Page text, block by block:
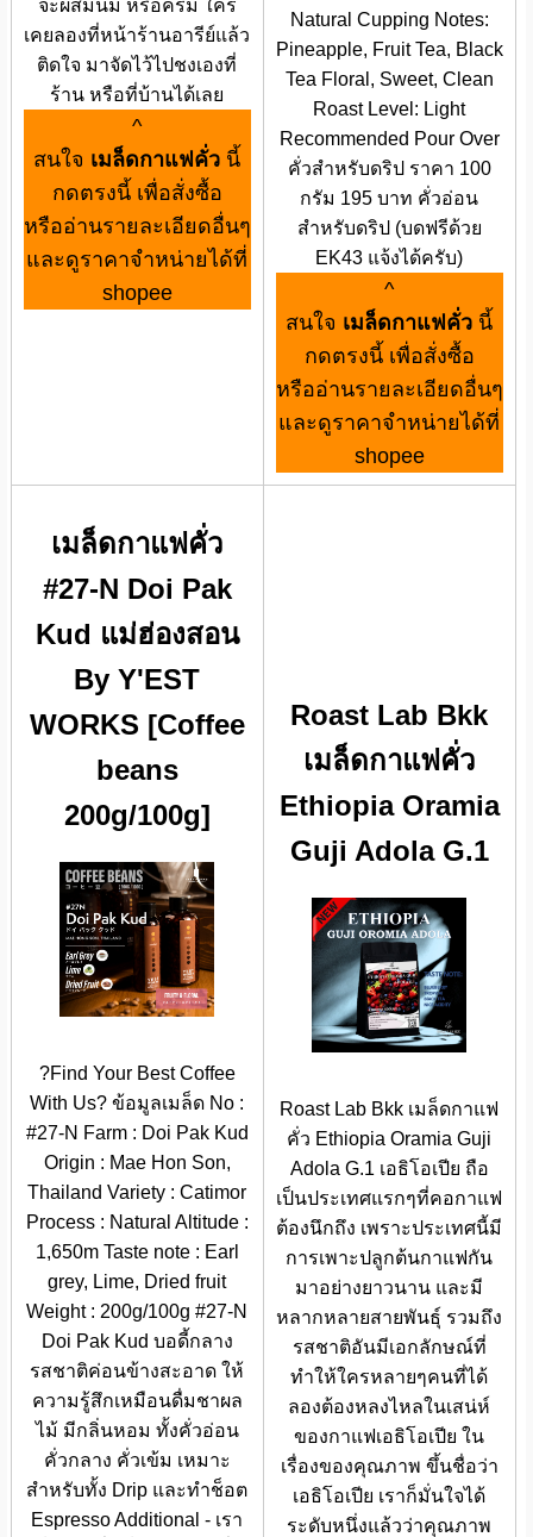
จะผสมนม หรือครีม ใคร
เคยลองที่หน้าร้านอารีย์แล้ว
ติดใจ มาจัดไว้ไปชงเองที่
ร้าน หรือที่บ้านได้เลย
^
สนใจ เมล็ดกาแฟคั่ว นี้
กดตรงนี้ เพื่อสั่งซื้อ
หรืออ่านรายละเอียดอื่นๆ
และดูราคาจำหน่ายได้ที่
shopee
Natural Cupping Notes:
Pineapple, Fruit Tea, Black
Tea Floral, Sweet, Clean
Roast Level: Light
Recommended Pour Over
คั่วสำหรับดริป ราคา 100
กรัม 195 บาท คั่วอ่อน
สำหรับดริป (บดฟรีด้วย
EK43 แจ้งได้ครับ)
^
สนใจ เมล็ดกาแฟคั่ว นี้
กดตรงนี้ เพื่อสั่งซื้อ
หรืออ่านรายละเอียดอื่นๆ
และดูราคาจำหน่ายได้ที่
shopee
เมล็ดกาแฟคั่ว
#27-N Doi Pak
Kud แม่ฮ่องสอน
By Y'EST
WORKS [Coffee
beans
200g/100g]
?Find Your Best Coffee
With Us? ข้อมูลเมล็ด No :
#27-N Farm : Doi Pak Kud
Origin : Mae Hon Son,
Thailand Variety : Catimor
Process : Natural Altitude :
1,650m Taste note : Earl
grey, Lime, Dried fruit
Weight : 200g/100g #27-N
Doi Pak Kud บอดี้กลาง
รสชาติค่อนข้างสะอาด ให้
ความรู้สึกเหมือนดื่มชาผล
ไม้ มีกลิ่นหอม ทั้งคั่วอ่อน
คั่วกลาง คั่วเข้ม เหมาะ
สำหรับทั้ง Drip และทำช็อต
Espresso Additional - เรา
Roast Lab Bkk
เมล็ดกาแฟคั่ว
Ethiopia Oramia
Guji Adola G.1
Roast Lab Bkk เมล็ดกาแฟ
คั่ว Ethiopia Oramia Guji
Adola G.1 เอธิโอเปีย ถือ
เป็นประเทศแรกๆที่คอกาแฟ
ต้องนึกถึง เพราะประเทศนี้มี
การเพาะปลูกต้นกาแฟกัน
มาอย่างยาวนาน และมี
หลากหลายสายพันธุ์ รวมถึง
รสชาติอันมีเอกลักษณ์ที่
ทำให้ใครหลายๆคนที่ได้
ลองต้องหลงไหลในเสน่ห์
ของกาแฟเอธิโอเปีย ใน
เรื่องของคุณภาพ ขึ้นชื่อว่า
เอธิโอเปีย เราก็มั่นใจได้
ระดับหนึ่งแล้วว่าคุณภาพ